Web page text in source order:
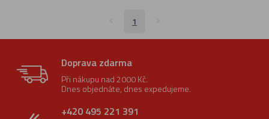
1
Doprava zdarma
Při nákupu nad 2000 Kč.
Dnes objednáte, dnes expedujeme.
+420 495 221 391